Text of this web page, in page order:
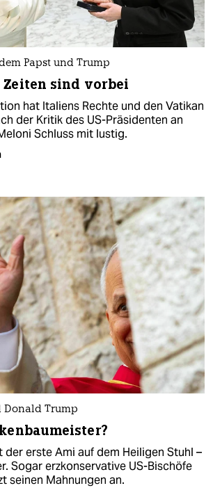
Papst und Trump
Zeiten sind vorbei
hat Italiens Rechte und den Vatikan
der Kritik des US-Präsidenten an
Schluss mit lustig.
Donald Trump
der erste Ami auf dem Heiligen Stuhl –
Sogar erzkonservative US-Bischöfe
seinen Mahnungen an.